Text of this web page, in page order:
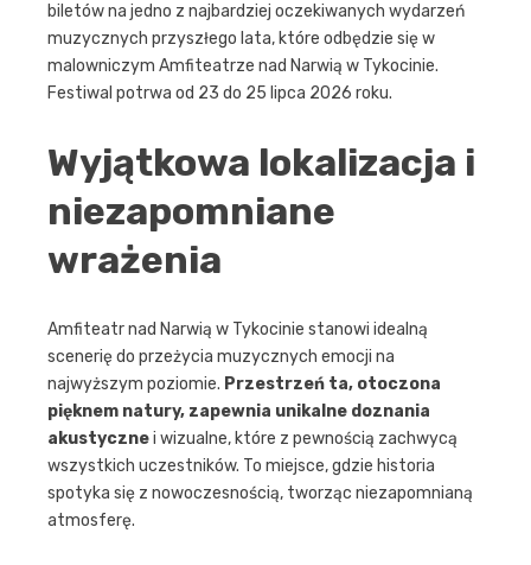
biletów na jedno z najbardziej oczekiwanych wydarzeń
muzycznych przyszłego lata, które odbędzie się w
malowniczym Amfiteatrze nad Narwią w Tykocinie.
Festiwal potrwa od 23 do 25 lipca 2026 roku.
Wyjątkowa lokalizacja i
niezapomniane
wrażenia
Amfiteatr nad Narwią w Tykocinie stanowi idealną
scenerię do przeżycia muzycznych emocji na
najwyższym poziomie. Przestrzeń ta, otoczona
pięknem natury, zapewnia unikalne doznania
akustycznei wizualne, które z pewnością zachwycą
wszystkich uczestników. To miejsce, gdzie historia
spotyka się z nowoczesnością, tworząc niezapomnianą
atmosferę.